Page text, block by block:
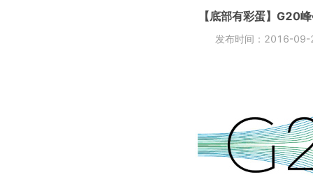
【底部有彩蛋】G20
发布时间：2016-09-